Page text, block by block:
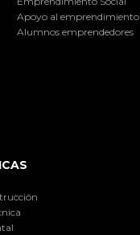
Apoyo al emprendimiento
Alumnos emprendedores